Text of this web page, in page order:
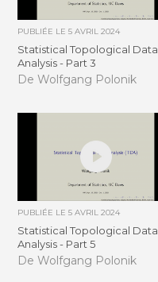
PUBLIÉE LE5 AVRIL 2024
Statistical Topological Data
Analysis - Part 3
De Wolfgang Polonik
PUBLIÉE LE5 AVRIL 2024
Statistical Topological Data
Analysis - Part 5
De Wolfgang Polonik